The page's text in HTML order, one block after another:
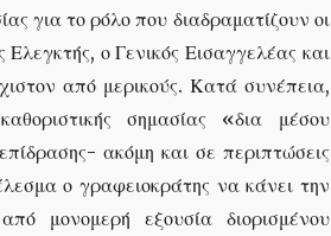
για το ρόλο που διαδραματίζουν οι
ο Γενικός Εισαγγελέας και
από μερικούς. Κατά συνέπεια,
σημασίας «δια μέσου
ακόμη και σε περιπτώσεις
ο γραφειοκράτης να κάνει την
μονομερή εξουσία διορισμένου